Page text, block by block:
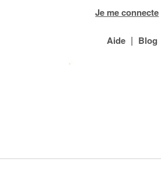
Je me connecte
Aide | Blog